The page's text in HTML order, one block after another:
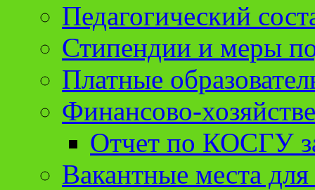
Педагогический
Стипендии и меры
Платные
Финансово-
Отчет по КОСГУ
Вакантные места